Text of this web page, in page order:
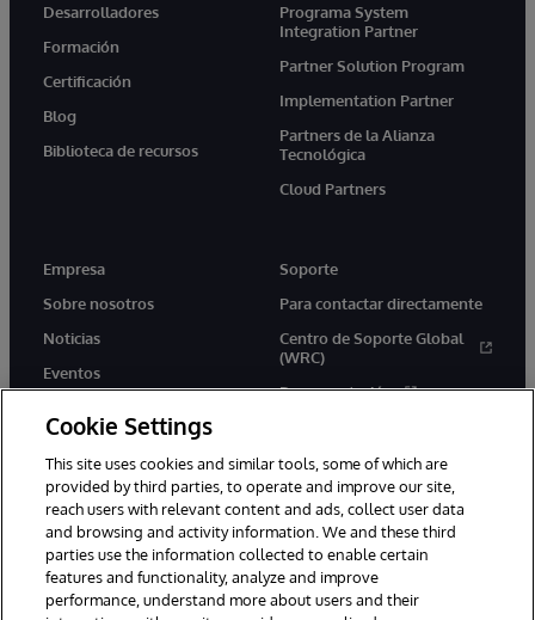
Desarrolladores
Formación
Certificación
Blog
Biblioteca de recursos
Programa System
Integration Partner
Partner Solution Program
Implementation Partner
Partners de la Alianza
Tecnológica
Cloud Partners
Empresa
Sobre nosotros
Noticias
Eventos
Soporte
Para contactar directamente
Centro de Soporte Global
(WRC)
Documentación
1996-2026 InterSystems Corporation, Boston, MA. Todos los
Cookie Settings
This site uses cookies and similar tools, some of which are
provided by third parties, to operate and improve our site,
reach users with relevant content and ads, collect user data
and browsing and activity information. We and these third
parties use the information collected to enable certain
features and functionality, analyze and improve
performance, understand more about users and their